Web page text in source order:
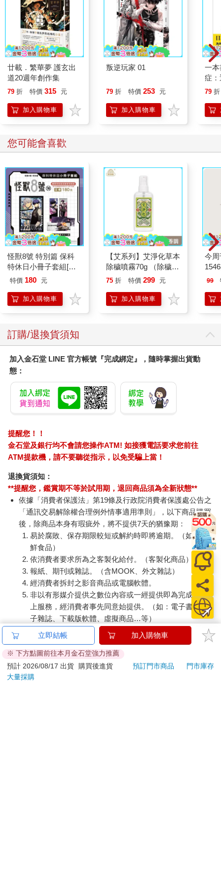
廿載．繁華夢 護玄出
道20週年創作集
79 折 特價 315 元
加入購物車
叛逆玩家 01
79 折 特價 253 元
加入購物車
一
症
開
的
79 折
您可能會喜歡
怪獸8號 特別篇 保科
特休日小冊子套組[限
加購]
特價 180 元
加入購物車
【艾系列】艾淨化草本
除穢噴霧70g （除穢/
平安/淨化/艾草/芙蓉/
另有多瓶組優惠賣場
75 折 特價 299 元
加入購物車
今周
99
訂購/退換貨須知
加入金石堂 LINE 官方帳號『完成綁定』，隨時掌握出貨動
態：
提醒您！！
金石堂及銀行均不會請您操作ATM! 如接獲電話要求您前往
ATM提款機，請不要聽從指示，以免受騙上當！
退換貨須知：
**提醒您，鑑賞期不等於試用期，退回商品須為全新狀態**
依據「消費者保護法」第19條及行政院消費者保護處公告之
「通訊交易解除權合理例外情事適用準則」，以下商品購買
後，除商品本身有瑕疵外，將不提供7天的猶豫期：
易於腐敗、保存期限較短或解約時即將逾期。（如：生
鮮食品）
依消費者要求所為之客製化給付。（客製化商品）
報紙、期刊或雜誌。（含MOOK、外文雜誌）
經消費者拆封之影音商品或電腦軟體。
非以有形媒介提供之數位內容或一經提供即為完成之線
上服務，經消費者事先同意始提供。（如：電子書、電
子雜誌、下載版軟體、虛擬商品…等）
已拆封之個人衛生用品。（如：內衣褲、刮鬍刀、除毛
若非上列種類商品，均享有到貨7天的猶豫期（含例假
日）。
辦理退換貨時，商品（組合商品恕無法接受單獨退貨）必須
立即結帳 加入購物車
※ 下方點圖前往本月金石堂強力推薦
預計 2026/08/17 出貨
購買後進貨 預訂門市商品
門市庫存
大量採購